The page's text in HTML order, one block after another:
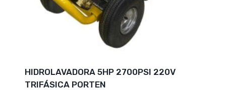
HIDROLAVADORA 5HP 2700PSI 220V
TRIFÁSICA PORTEN